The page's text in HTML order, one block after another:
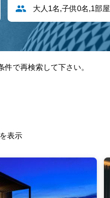
大人1名,子供0名,1部屋
で再検索して下さい。
表示